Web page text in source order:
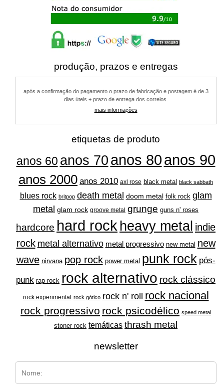
produção, prazos e entregas
após a confirmação do pagamento o prazo de fabricação e postagem é de 3
dias úteis + prazo de entrega dos correios.
mais informações
etiquetas de produto
anos 60 anos 70 anos 80anos 90
anos 2000 anos 2010 axl rose black metal black sabbath
blues rock britpop death metal doom metal folk rock glam
metal glam rock groove metal grunge guns n' roses
hardcore hard rock heavy metal indie
rock metal alternativo metal progressivo new metal new
wave nirvana pop rock power metal punk rock pós-
punk rap rock rock alternativo rock clássico
rock experimental rock gótico rock n' roll rock nacional
rock progressivo rock psicodélico speed metal
stoner rock temáticas thrash metal
newsletter